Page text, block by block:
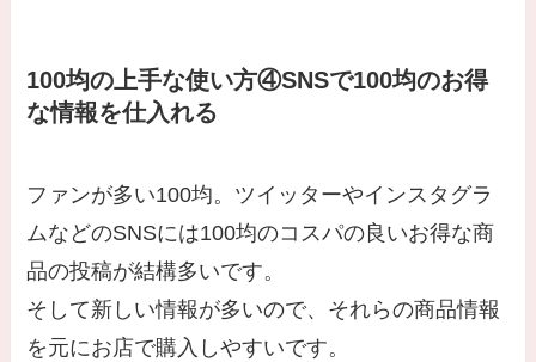
100均の上手な使い方④SNSで100均のお得
な情報を仕入れる
ファンが多い100均。ツイッターやインスタグラ
ムなどのSNSには100均のコスパの良いお得な商
品の投稿が結構多いです。
そして新しい情報が多いので、それらの商品情報
を元にお店で購入しやすいです。